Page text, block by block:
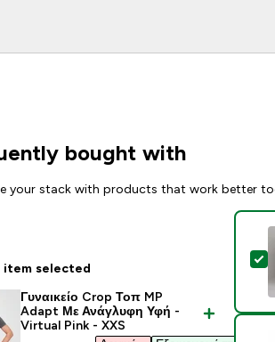
bought with
your stack with products that work better
selected
Γυναικείο Crop Τοπ MP
Adapt Με Ανάγλυφη Υφή -
Virtual Pink - XXS